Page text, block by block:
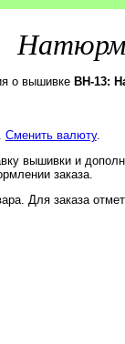
о вышивке BH-13:
Сменить валюту.
вышивки и
заказа.
Для заказа